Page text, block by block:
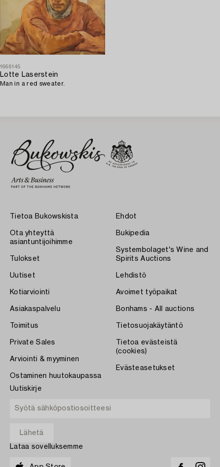
1666145
Lotte Laserstein
Man in a red sweater.
Tietoa Bukowskista
Ota yhteyttä
asiantuntijoihimme
Tulokset
Uutiset
Kotiarviointi
Asiakaspalvelu
Toimitus
Private Sales
Arviointi & myyminen
Ostaminen huutokaupassa
Ehdot
Bukipedia
Systembolaget's Wine and
Spirits Auctions
Lehdistö
Avoimet työpaikat
Bonhams - All auctions
Tietosuojakäytäntö
Tietoa evästeistä
(cookies)
Evästeasetukset
Uutiskirje
Lataa sovelluksemme